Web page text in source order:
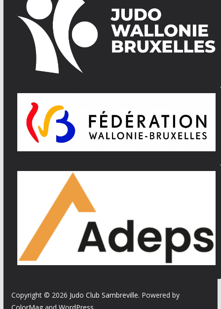
Copyright © 2026 Judo Club Sambreville. Powered by